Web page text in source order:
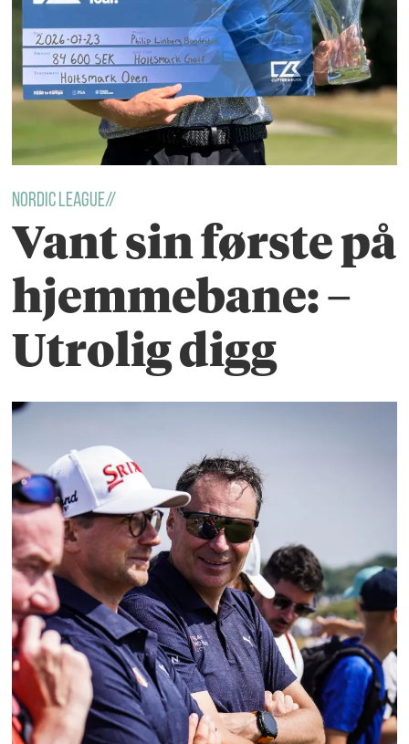
nordic league//
Vant sin første på
hjemmebane: –
Utrolig digg